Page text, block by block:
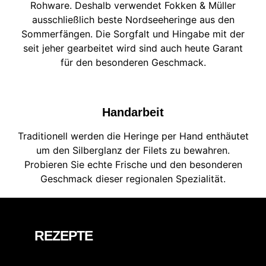
Rohware. Deshalb verwendet Fokken & Müller
ausschließlich beste Nordseeheringe aus den
Sommerfängen. Die Sorgfalt und Hingabe mit der
seit jeher gearbeitet wird sind auch heute Garant
für den besonderen Geschmack.
Handarbeit
Traditionell werden die Heringe per Hand enthäutet
um den Silberglanz der Filets zu bewahren.
Probieren Sie echte Frische und den besonderen
Geschmack dieser regionalen Spezialität.
REZEPTE